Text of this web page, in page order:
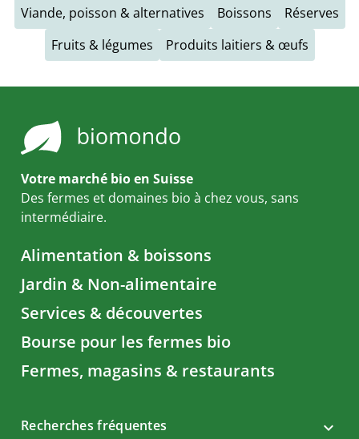
Viande, poisson & alternatives
Boissons
Réserves
Fruits & légumes
Produits laitiers & œufs
Votre marché bio en Suisse
Des fermes et domaines bio à chez vous, sans
intermédiaire.
Alimentation & boissons
Jardin & Non-alimentaire
Services & découvertes
Bourse pour les fermes bio
Fermes, magasins & restaurants
Recherches fréquentes